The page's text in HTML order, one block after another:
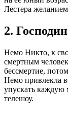
Лестера
2.
Немо Никто, к
смертным
бессмертие,
Немо привлекла
упускать каждую
телешоу.